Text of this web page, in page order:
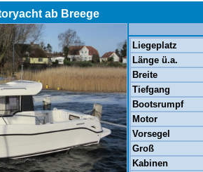
ab Breege
Liegeplatz
Länge ü.a.
Breite
Tiefgang
Bootsrumpf
Motor
Vorsegel
Groß
Kabinen